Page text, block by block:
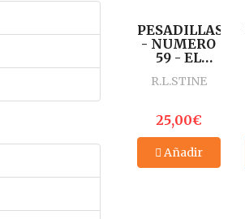
PESADILLAS
- NUMERO
59 - EL
DEL
R.L. STINE -
EDICIONES
B
R.L.STINE
25,00€
Añadir